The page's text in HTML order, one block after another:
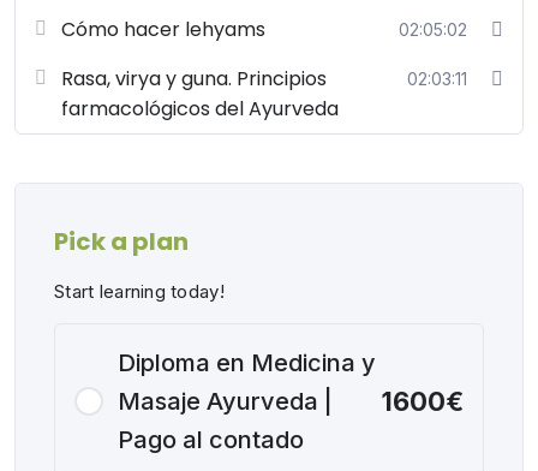
Esto es para ti si quieres aprender a formular medicinas
naturales, comprender sus propiedades y aplicarlas
con responsabilidad y rigor profesional.
Cómo hacer lehyams 02:05:02
Rasa, virya y guna. Principios
farmacológicos del Ayurveda
02:03:11
Pick a plan
Start learning today!
Diploma en Medicina y
Masaje Ayurveda |
Pago al contado
1600€